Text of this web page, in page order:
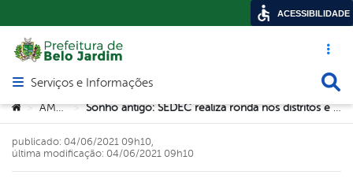
Acesso
Abrir menu principal de navegação
Serviços e Informações
Você está aqui:
> AMTT > Sonho antigo: SEDEC realiza ronda nos distritos e na zona rural de Belo Jardim
publicado: 04/06/2021 09h10,
última modificação: 04/06/2021 09h10
ACESSIBILIDADE